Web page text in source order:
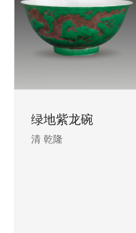
绿地紫龙碗
清 乾隆